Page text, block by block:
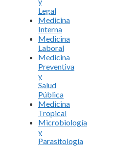
Legal
Medicina
Interna
Medicina
Laboral
Medicina
Preventiva
y
Salud
Pública
Medicina
Tropical
Microbiología
y
Parasitología